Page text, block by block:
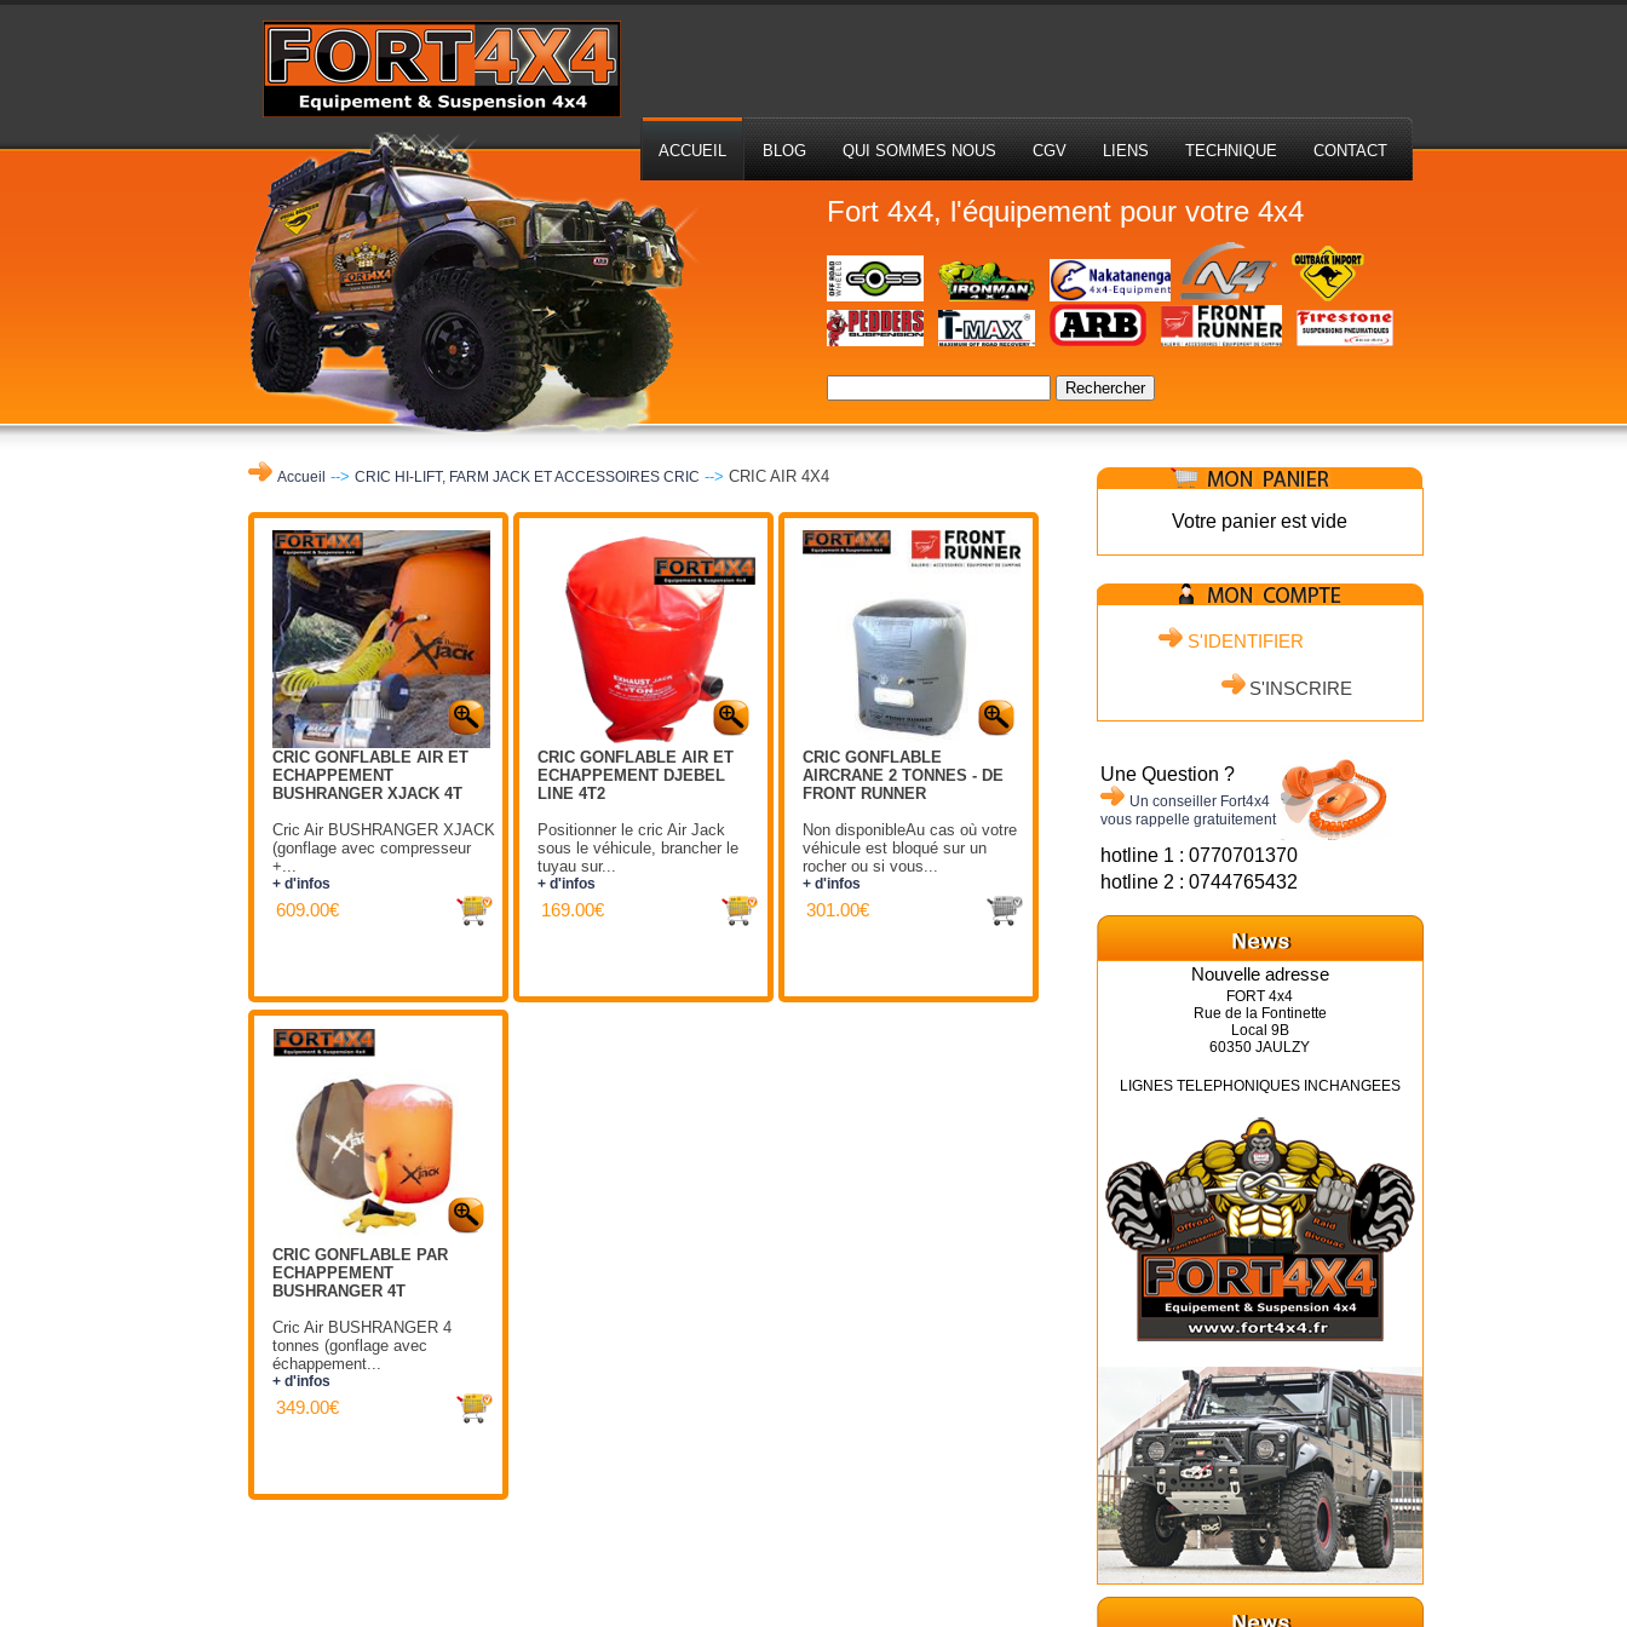
ACCUEIL BLOG QUI SOMMES NOUS CGV LIENS TECHNIQUE CONTACT
Rechercher
Fort 4x4, l'équipement pour votre 4x4
Accueil --> CRIC HI-LIFT, FARM JACK ET ACCESSOIRES CRIC --> CRIC AIR 4X4
CRIC GONFLABLE AIR ET
ECHAPPEMENT
BUSHRANGER XJACK 4T
Cric Air BUSHRANGER XJACK
(gonflage avec compresseur
+...
+ d'infos
609.00€
CRIC GONFLABLE AIR ET
ECHAPPEMENT DJEBEL
LINE 4T2
Positionner le cric Air Jack
sous le véhicule, brancher le
tuyau sur...
+ d'infos
169.00€
CRIC GONFLABLE
AIRCRANE 2 TONNES - DE
FRONT RUNNER
Non disponibleAu cas où votre
véhicule est bloqué sur un
rocher ou si vous...
+ d'infos
301.00€
CRIC GONFLABLE PAR
ECHAPPEMENT
BUSHRANGER 4T
Cric Air BUSHRANGER 4
tonnes (gonflage avec
échappement...
+ d'infos
349.00€
Votre panier est vide
S'IDENTIFIER
S'INSCRIRE
Une Question ?
Un conseiller Fort4x4
vous rappelle gratuitement
hotline 1 : 0770701370
hotline 2 : 0744765432
Nouvelle adresse
FORT 4x4
Rue de la Fontinette
Local 9B
60350 JAULZY
LIGNES TELEPHONIQUES INCHANGEES